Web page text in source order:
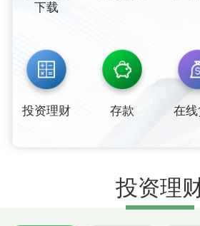
下载
投资理财 存款 在
投资理